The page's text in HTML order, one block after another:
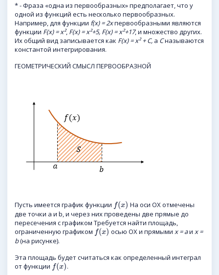
* - Фраза «одна из первообразных» предполагает, что у
одной из функций есть несколько первообразных.
Например, для функции f(x) = 2хпервообразными являются
функции F(x) = х², F(x) = х²+5, F(x) = х²+17, и множество других.
Их общий вид записывается как F(x) = х² + C, а Cназываются
константой интегрирования.
ГЕОМЕТРИЧЕСКИЙ СМЫСЛ ПЕРВООБРАЗНОЙ
Пусть имеется график функции f(x) На оси ОХ отмечены
две точки a и b, и через них проведены две прямые до
пересечения с графиком Требуется найти площадь,
ограниченную графиком f(x) осью OX и прямыми x = aи x =
b(на рисунке).
Эта площадь будет считаться как определенный интеграл
от функции f(x).